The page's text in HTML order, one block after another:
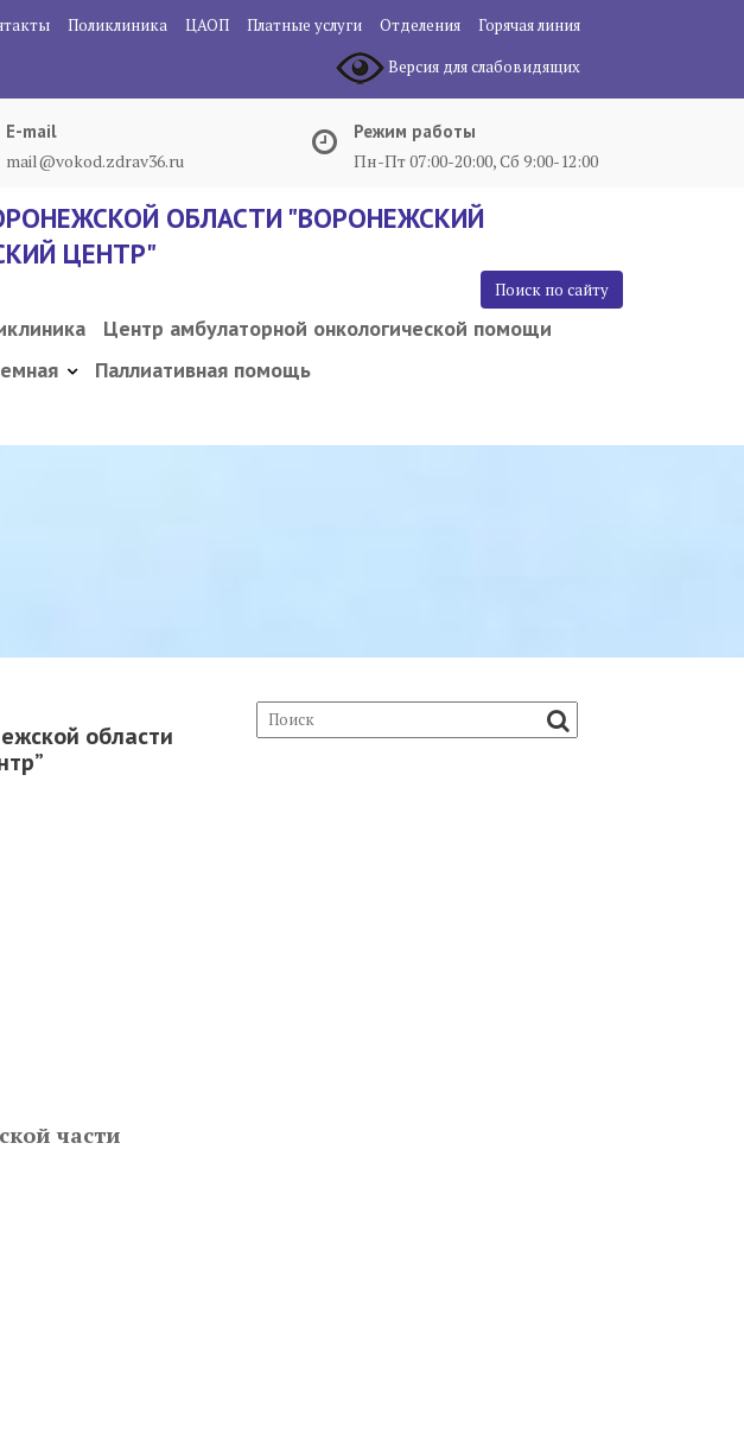
Поликлиника ЦАОП Платные услуги Отделения
Горячая линия
Версия для слабовидящих
E-mail
mail@vokod.zdrav36.ru
Режим работы
Пн-Пт 07:00-20:00, Сб 9:00-12:00
ОБЛАСТИ "ВОРОНЕЖСКИЙ
ЦЕНТР"
Поиск по сайту
Центр амбулаторной онкологической помощи
Паллиативная помощь
области
части